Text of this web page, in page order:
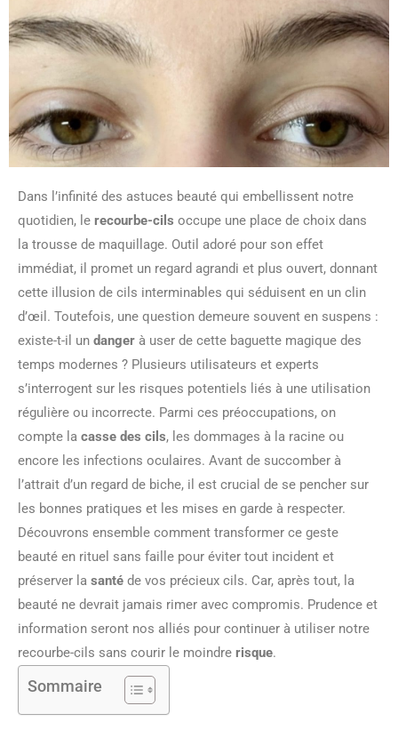
Dans l’infinité des astuces beauté qui embellissent notre
quotidien, le recourbe-cils occupe une place de choix dans
la trousse de maquillage. Outil adoré pour son effet
immédiat, il promet un regard agrandi et plus ouvert, donnant
cette illusion de cils interminables qui séduisent en un clin
d’œil. Toutefois, une question demeure souvent en suspens :
existe-t-il un danger à user de cette baguette magique des
temps modernes ? Plusieurs utilisateurs et experts
s’interrogent sur les risques potentiels liés à une utilisation
régulière ou incorrecte. Parmi ces préoccupations, on
compte la casse des cils, les dommages à la racine ou
encore les infections oculaires. Avant de succomber à
l’attrait d’un regard de biche, il est crucial de se pencher sur
les bonnes pratiques et les mises en garde à respecter.
Découvrons ensemble comment transformer ce geste
beauté en rituel sans faille pour éviter tout incident et
préserver la santé de vos précieux cils. Car, après tout, la
beauté ne devrait jamais rimer avec compromis. Prudence et
information seront nos alliés pour continuer à utiliser notre
recourbe-cils sans courir le moindre risque.
Sommaire